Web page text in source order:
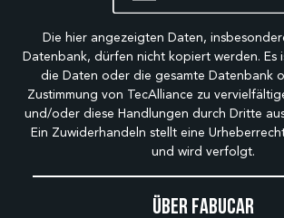
Über Fabucar
Die hier angezeigten Daten,
Datenbank, dürfen nicht kopiert werden. Es
die Daten oder die gesamte Datenbank
Zustimmung von TecAlliance zu
und/oder diese Handlungen durch Dritte
Ein Zuwiderhandeln stellt eine
und wird verfolgt.